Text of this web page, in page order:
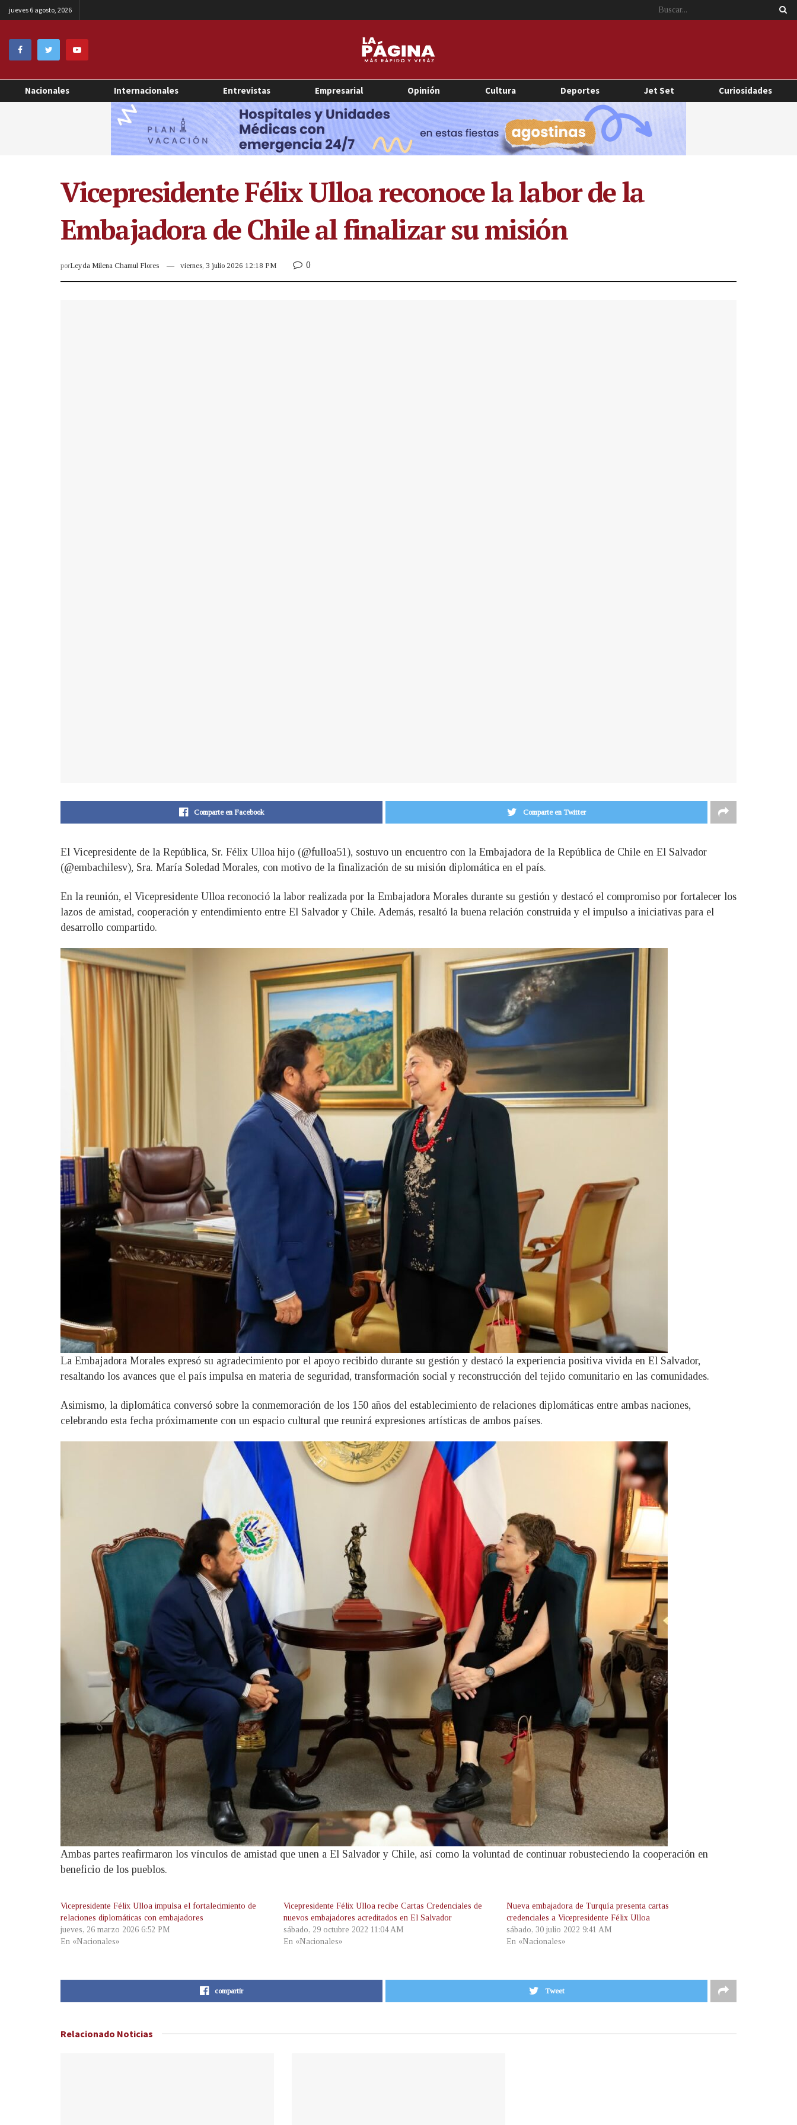
jueves 6 agosto, 2026
Nacionales Internacionales Entrevistas Empresarial Opinión Cultura Deportes Jet Set Curiosidades
Vicepresidente Félix Ulloa reconoce la labor de la
Embajadora de Chile al finalizar su misión
porLeyda Milena Chamul Flores viernes, 3 julio 2026 12:18 PM 0
Comparte en Facebook Comparte en Twitter
El Vicepresidente de la República, Sr. Félix Ulloa hijo (@fulloa51), sostuvo un encuentro con la Embajadora de la República de Chile en El Salvador
(@embachilesv), Sra. María Soledad Morales, con motivo de la finalización de su misión diplomática en el país.
En la reunión, el Vicepresidente Ulloa reconoció la labor realizada por la Embajadora Morales durante su gestión y destacó el compromiso por fortalecer los
lazos de amistad, cooperación y entendimiento entre El Salvador y Chile. Además, resaltó la buena relación construida y el impulso a iniciativas para el
desarrollo compartido.
La Embajadora Morales expresó su agradecimiento por el apoyo recibido durante su gestión y destacó la experiencia positiva vivida en El Salvador,
resaltando los avances que el país impulsa en materia de seguridad, transformación social y reconstrucción del tejido comunitario en las comunidades.
Asimismo, la diplomática conversó sobre la conmemoración de los 150 años del establecimiento de relaciones diplomáticas entre ambas naciones,
celebrando esta fecha próximamente con un espacio cultural que reunirá expresiones artísticas de ambos países.
Ambas partes reafirmaron los vínculos de amistad que unen a El Salvador y Chile, así como la voluntad de continuar robusteciendo la cooperación en
beneficio de los pueblos.
Vicepresidente Félix Ulloa impulsa el fortalecimiento de
relaciones diplomáticas con embajadores
jueves, 26 marzo 2026 6:52 PM
En «Nacionales»
Vicepresidente Félix Ulloa recibe Cartas Credenciales de
nuevos embajadores acreditados en El Salvador
sábado, 29 octubre 2022 11:04 AM
En «Nacionales»
Nueva embajadora de Turquía presenta cartas
credenciales a Vicepresidente Félix Ulloa
sábado, 30 julio 2022 9:41 AM
En «Nacionales»
compartir Tweet
Relacionado Noticias